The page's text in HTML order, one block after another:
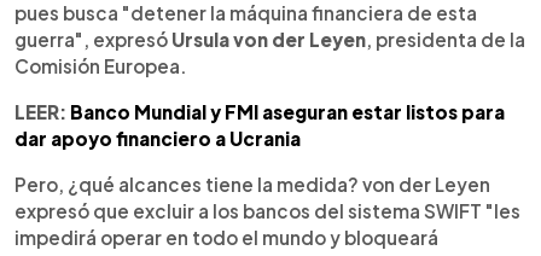
pues busca "detener la máquina financiera de esta
guerra", expresó Ursula von der Leyen, presidenta de la
Comisión Europea.
LEER: Banco Mundial y FMI aseguran estar listos para
dar apoyo financiero a Ucrania
Pero, ¿qué alcances tiene la medida? von der Leyen
expresó que excluir a los bancos del sistema SWIFT "les
impedirá operar en todo el mundo y bloqueará